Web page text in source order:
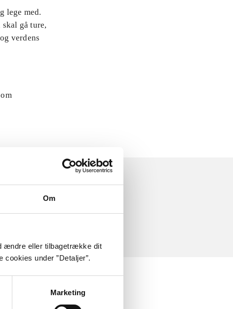
Om
ændre eller tilbagetrække dit
under ”Detaljer”.
Marketing
lege med.
gå ture,
verdens